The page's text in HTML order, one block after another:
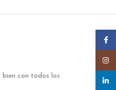
con todos los